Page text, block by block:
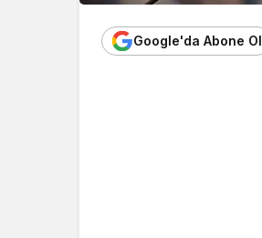
Google'da Abone Ol